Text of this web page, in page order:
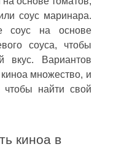
соус маринара.
соус на основе
соуса, чтобы
вкус. Вариантов
множество, и
чтобы найти свой
киноа в